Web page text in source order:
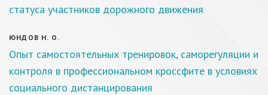
статуса участников дорожного движения
ЮНДОВ Н. О.
Опыт самостоятельных тренировок, саморегуляции и
контроля в профессиональном кроссфите в условиях
социального дистанцирования